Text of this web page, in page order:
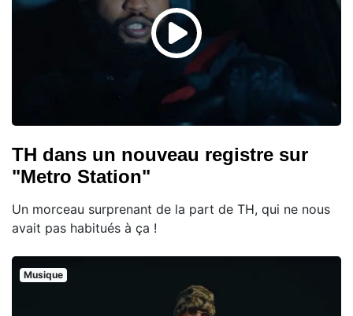
TH dans un nouveau registre sur
"Metro Station"
Un morceau surprenant de la part de TH, qui ne nous
avait pas habitués à ça !
Musique